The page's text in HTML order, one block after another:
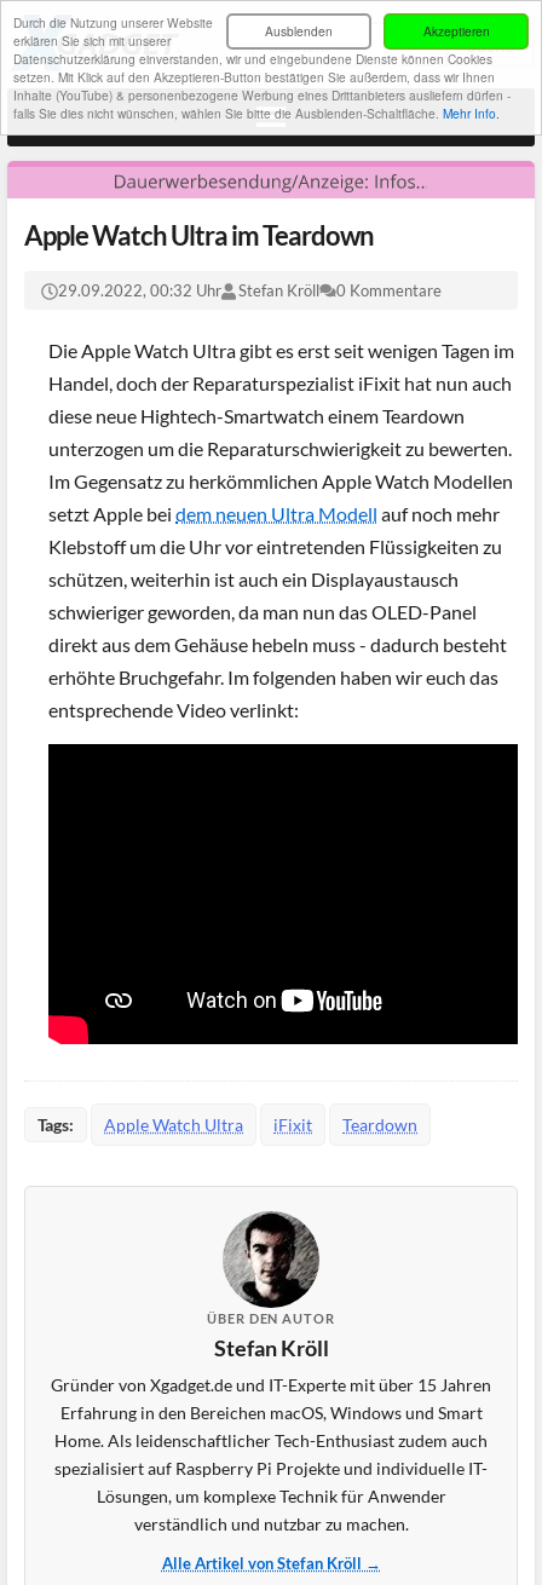
Akzeptieren
Ausblenden
Durch die Nutzung unserer Website
erklären Sie sich mit unserer
Datenschutzerklärung einverstanden, wir und eingebundene Dienste können Cookies
setzen. Mit Klick auf den Akzeptieren-Button bestätigen Sie außerdem, dass wir Ihnen
Inhalte (YouTube) & personenbezogene Werbung eines Drittanbieters ausliefern dürfen -
falls Sie dies nicht wünschen, wählen Sie bitte die Ausblenden-Schaltfläche. Mehr Info.
Apple Watch Ultra im Teardown
29.09.2022, 00:32 Uhr Stefan Kröll 0 Kommentare
Die Apple Watch Ultra gibt es erst seit wenigen Tagen im
Handel, doch der Reparaturspezialist iFixit hat nun auch
diese neue Hightech-Smartwatch einem Teardown
unterzogen um die Reparaturschwierigkeit zu bewerten.
Im Gegensatz zu herkömmlichen Apple Watch Modellen
setzt Apple bei dem neuen Ultra Modell auf noch mehr
Klebstoff um die Uhr vor eintretenden Flüssigkeiten zu
schützen, weiterhin ist auch ein Displayaustausch
schwieriger geworden, da man nun das OLED-Panel
direkt aus dem Gehäuse hebeln muss - dadurch besteht
erhöhte Bruchgefahr. Im folgenden haben wir euch das
entsprechende Video verlinkt:
Tags: Apple Watch Ultra iFixit Teardown
ÜBER DEN AUTOR
Stefan Kröll
Gründer von Xgadget.de und IT-Experte mit über 15 Jahren
Erfahrung in den Bereichen macOS, Windows und Smart
Home. Als leidenschaftlicher Tech-Enthusiast zudem auch
spezialisiert auf Raspberry Pi Projekte und individuelle IT-
Lösungen, um komplexe Technik für Anwender
verständlich und nutzbar zu machen.
Alle Artikel von Stefan Kröll →